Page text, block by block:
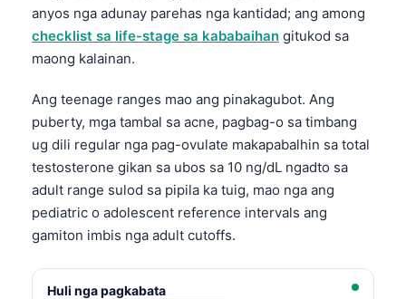
anyos nga adunay parehas nga kantidad; ang among
checklist sa life-stage sa kababaihan gitukod sa
maong kalainan.
Ang teenage ranges mao ang pinakagubot. Ang
puberty, mga tambal sa acne, pagbag-o sa timbang
ug dili regular nga pag-ovulate makapabalhin sa total
testosterone gikan sa ubos sa 10 ng/dL ngadto sa
adult range sulod sa pipila ka tuig, mao nga ang
pediatric o adolescent reference intervals ang
gamiton imbis nga adult cutoffs.
Huli nga pagkabata